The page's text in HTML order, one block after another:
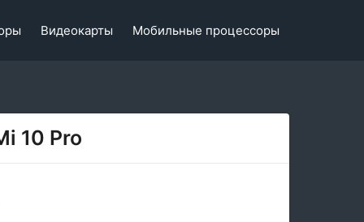
Видеокарты Мобильные процессоры
10 Pro